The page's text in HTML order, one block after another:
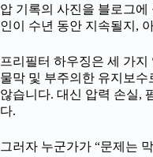
압 기록의 사진을 블로그에
인이 수년 동안 지속될지,
프리필터 하우징은 세 가
물막 및 부주의한 유지보수
않습니다. 대신 압력 손실,
다.
그러자 누군가가 “문제는